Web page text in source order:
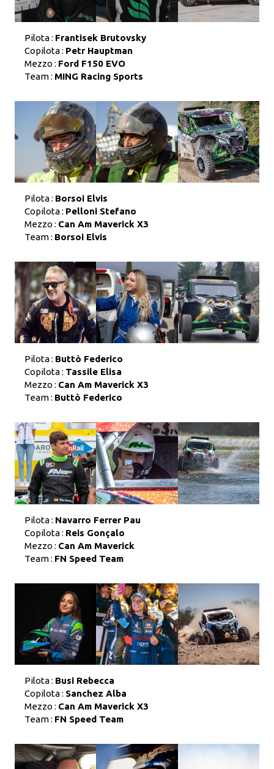
Pilota : Frantisek Brutovsky
Copilota : Petr Hauptman
Mezzo : Ford F150 EVO
Team : MING Racing Sports
Pilota : Borsoi Elvis
Copilota : Pelloni Stefano
Mezzo : Can Am Maverick X3
Team : Borsoi Elvis
Pilota : Buttò Federico
Copilota : Tassile Elisa
Mezzo : Can Am Maverick X3
Team : Buttò Federico
Pilota : Navarro Ferrer Pau
Copilota : Reis Gonçalo
Mezzo : Can Am Maverick
Team : FN Speed Team
Pilota : Busi Rebecca
Copilota : Sanchez Alba
Mezzo : Can Am Maverick X3
Team : FN Speed Team